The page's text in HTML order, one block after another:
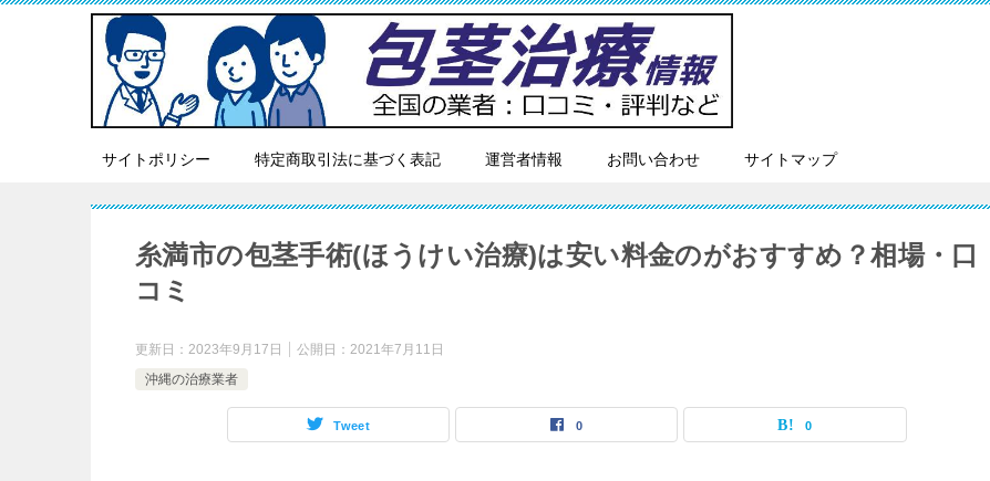
サイトポリシー 特定商取引法に基づく表記 運営者情報 お問い合わせ サイトマップ
糸満市の包茎手術(ほうけい治療)は安い料金のがおすすめ？相場・口
コミ
更新日： 2023年9月17日 公開日： 2021年7月11日
沖縄の治療業者
Tweet 0 0